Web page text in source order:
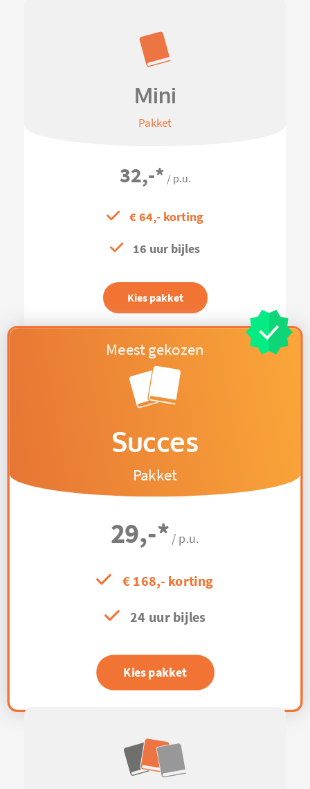
Mini
Pakket
32,-* / p.u.
€ 64,- korting
16 uur bijles
Kies pakket
Succes
Pakket
29,-* / p.u.
€ 168,- korting
24 uur bijles
Kies pakket